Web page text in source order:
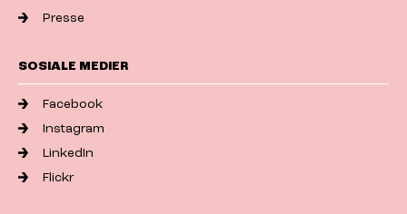
Presse
SOSIALE MEDIER
Facebook
Instagram
LinkedIn
Flickr